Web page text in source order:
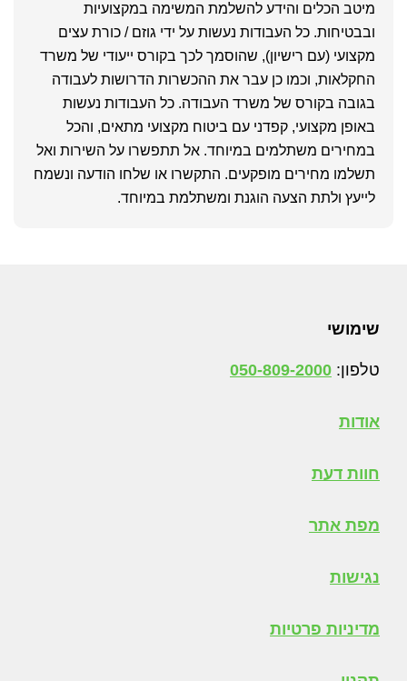
מיטב הכלים והידע להשלמת המשימה במקצועיות
ובבטיחות. כל העבודות נעשות על ידי גוזם / כורת עצים
מקצועי (עם רישיון), שהוסמך לכך בקורס ייעודי של משרד
החקלאות, וכמו כן עבר את ההכשרות הדרושות לעבודה
בגובה בקורס של משרד העבודה. כל העבודות נעשות
באופן מקצועי, קפדני עם ביטוח מקצועי מתאים, והכל
במחירים משתלמים במיוחד. אל תתפשרו על השירות ואל
תשלמו מחירים מופקעים. התקשרו או שלחו הודעה ונשמח
לייעץ ולתת הצעה הוגנת ומשתלמת במיוחד.
Footer
שימושי
טלפון: 050-809-2000
אודות
חוות דעת
מפת אתר
נגישות
מדיניות פרטיות